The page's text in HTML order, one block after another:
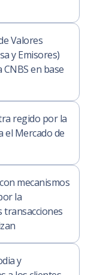
Valores
y Emisores)
en base
regido por la
el Mercado de
mecanismos
la
transacciones
y